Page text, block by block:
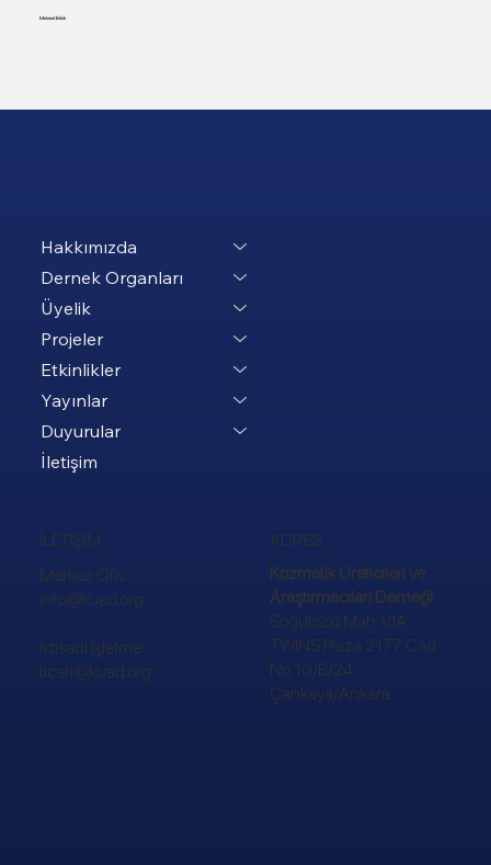
Mehmet Ertürk
Hakkımızda
Dernek Organları
Üyelik
Projeler
Etkinlikler
Yayınlar
Duyurular
İletişim
İLETİŞİM
Merkez Ofis:
info@kuad.org
İktisadi İşletme:
ticari@kuad.org
ADRES
Kozmetik Üreticileri ve
Araştırmacıları Derneği
Söğütözü Mah. VIA
TWINS Plaza 2177. Cad.
No:10/B/24
Çankaya/Ankara